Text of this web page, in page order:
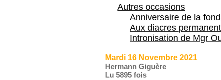
Autres occasions
Anniversaire de la
Aux diacres
Intronisation de Mgr
Mardi 16 Novembre 2021
Hermann Giguère
Lu 5895 fois